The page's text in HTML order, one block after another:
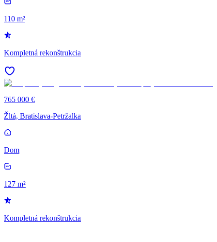
110 m²
Kompletná rekonštrukcia
765 000 €
Žltá, Bratislava-Petržalka
Dom
127 m²
Kompletná rekonštrukcia